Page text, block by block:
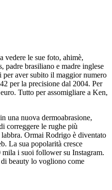
vedere le sue foto, ahimè,
brasiliano e madre inglese
per aver subito il maggior numero
per la precisione dal 2004. Per
Tutto per assomigliare a Ken,
una nuova dermoabrasione,
correggere le rughe più
Ormai Rodrigo è diventato
La sua popolarità cresce
i suoi follower su Instagram.
beauty lo vogliono come